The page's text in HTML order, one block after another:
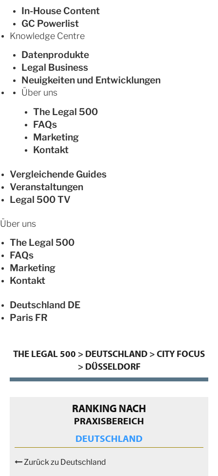
In-House Content
GC Powerlist
Knowledge Centre
Datenprodukte
Legal Business
Neuigkeiten und Entwicklungen
Über uns
The Legal 500
FAQs
Marketing
Kontakt
Vergleichende Guides
Veranstaltungen
Legal 500 TV
Über uns
The Legal 500
FAQs
Marketing
Kontakt
Deutschland DE
Paris FR
THE LEGAL 500 > DEUTSCHLAND >CITY FOCUS
> DÜSSELDORF
RANKING NACH
PRAXISBEREICH
DEUTSCHLAND
Zurück zu Deutschland